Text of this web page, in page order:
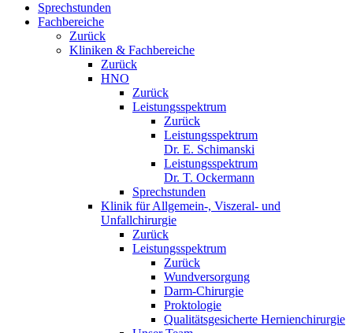
Sprechstunden
Fachbereiche
Zurück
Kliniken & Fachbereiche
Zurück
HNO
Zurück
Leistungsspektrum
Zurück
Leistungsspektrum
Dr. E. Schimanski
Leistungsspektrum
Dr. T. Ockermann
Sprechstunden
Klinik für Allgemein-, Viszeral- und
Unfallchirurgie
Zurück
Leistungsspektrum
Zurück
Wundversorgung
Darm-Chirurgie
Proktologie
Qualitätsgesicherte Hernienchirurgie